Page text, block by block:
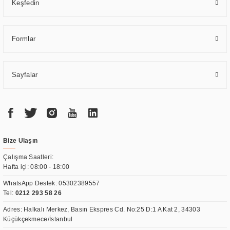
Keşfedin
Formlar
Sayfalar
Bize Ulaşın
Çalışma Saatleri:
Hafta içi: 08:00 - 18:00
WhatsApp Destek:05302389557
Tel: 0212 293 58 26
Adres: Halkalı Merkez, Basın Ekspres Cd. No:25 D:1 A Kat 2, 34303
Küçükçekmece/İstanbul